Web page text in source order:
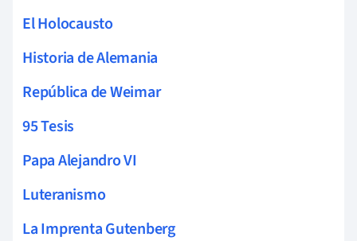
El Holocausto
Historia de Alemania
República de Weimar
95 Tesis
Papa Alejandro VI
Luteranismo
La Imprenta Gutenberg